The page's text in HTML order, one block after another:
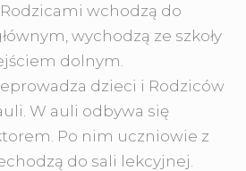
wchodzą do
wychodzą ze szkoły
dolnym.
dzieci i Rodziców
W auli odbywa się
Po nim uczniowie z
do sali lekcyjnej.